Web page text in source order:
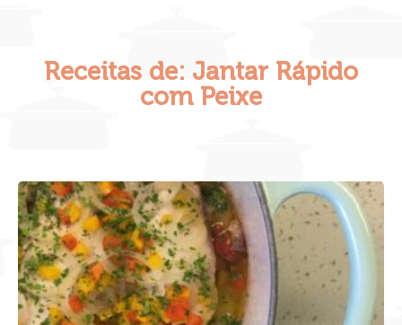
Receitas de: Jantar Rápido
com Peixe